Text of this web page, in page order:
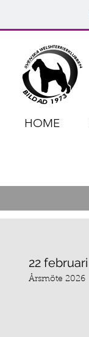
HOME
22 februari
Årsmöte 2026